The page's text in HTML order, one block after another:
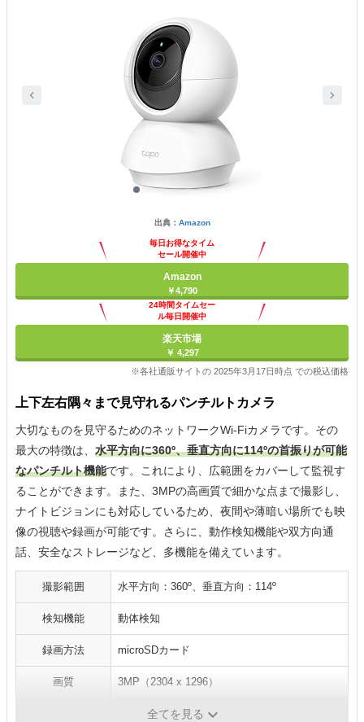
出典： Amazon
毎日お得なタイム
セール開催中
Amazon
￥4,790
24時間タイムセー
ル毎日開催中
楽天市場
￥ 4,297
※各社通販サイトの 2025年3月17日時点 での税込価格
上下左右隅々まで見守れるパンチルトカメラ
大切なものを見守るためのネットワークWi-Fiカメラです。その
最大の特徴は、 水平方向に360º、垂直方向に114ºの首振りが可能
なパンチルト機能です。これにより、広範囲をカバーして監視す
ることができます。また、3MPの高画質で細かな点まで撮影し、
ナイトビジョンにも対応しているため、夜間や薄暗い場所でも映
像の視聴や録画が可能です。さらに、動作検知機能や双方向通
話、安全なストレージなど、多機能を備えています。
撮影範囲 水平方向：360º、垂直方向：114º
検知機能 動体検知
録画方法 microSDカード
画質 3MP（2304 x 1296）
全てを見る